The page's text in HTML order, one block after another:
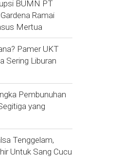
BUMN PT
Ramai
Mertua
Pamer UKT
Sering Liburan
Pembunuhan
yang
Tenggelam,
Untuk Sang Cucu